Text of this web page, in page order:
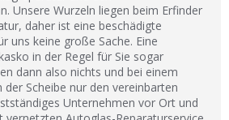
Unsere Wurzeln liegen beim Erfinder
daher ist eine beschädigte
uns keine große Sache. Eine
in der Regel für Sie sogar
dann also nichts und bei einem
Scheibe nur den vereinbarten
Unternehmen vor Ort und